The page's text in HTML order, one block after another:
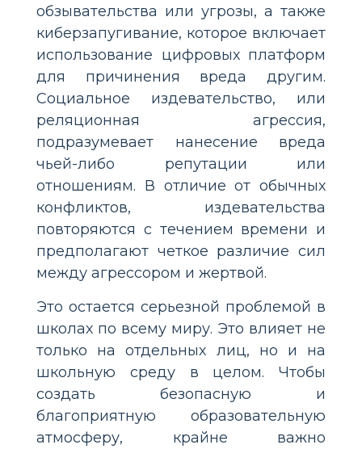
обзывательства или угрозы, а также
киберзапугивание, которое включает
использование цифровых платформ
для причинения вреда другим.
Социальное издевательство, или
реляционная агрессия,
подразумевает нанесение вреда
чьей-либо репутации или
отношениям. В отличие от обычных
конфликтов, издевательства
повторяются с течением времени и
предполагают четкое различие сил
между агрессором и жертвой.
Это остается серьезной проблемой в
школах по всему миру. Это влияет не
только на отдельных лиц, но и на
школьную среду в целом. Чтобы
создать безопасную и
благоприятную образовательную
атмосферу, крайне важно